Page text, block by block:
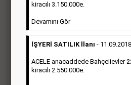
Sarı sayfa ilanlar alım- satım,
ifade edilebilen ilanlardır.
oluştururlar.Sabah sarı sayfa
sayısı şartı
kiracılı 3.150.000e.
Devamını Gör
İŞYERİ SATILIK İlanı - 11.09.2018
ACELE anacaddede Bahçelievler
kiracılı 2.550.000e.